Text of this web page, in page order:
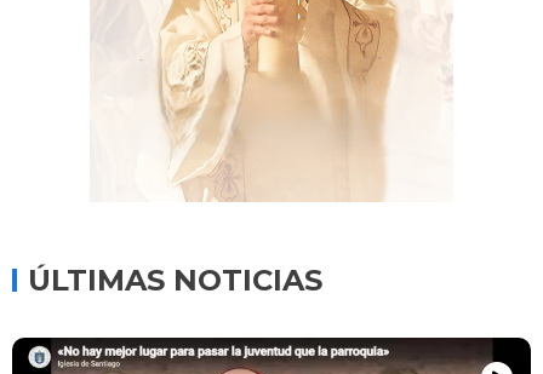
ÚLTIMAS NOTICIAS